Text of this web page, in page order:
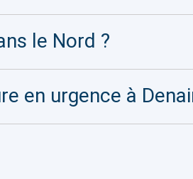
le Nord ?
en urgence à